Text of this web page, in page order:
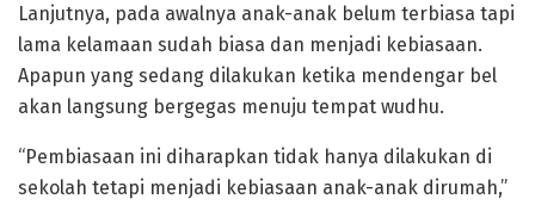
Lanjutnya, pada awalnya anak-anak belum terbiasa tapi
lama kelamaan sudah biasa dan menjadi kebiasaan.
Apapun yang sedang dilakukan ketika mendengar bel
akan langsung bergegas menuju tempat wudhu.
“Pembiasaan ini diharapkan tidak hanya dilakukan di
sekolah tetapi menjadi kebiasaan anak-anak dirumah,”